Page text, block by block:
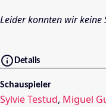
Leider konnten wir
Details
Schauspieler
Sylvie Testud, Miguel